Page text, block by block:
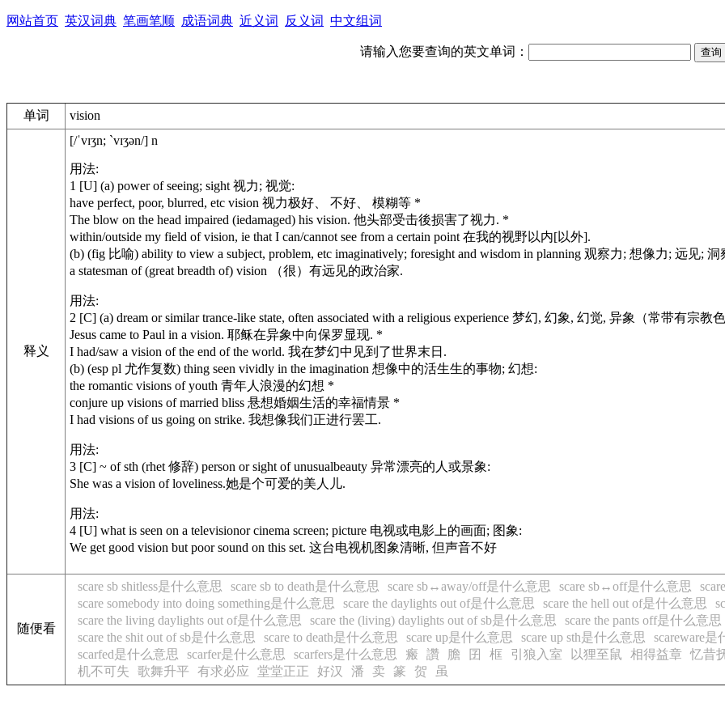
网站首页 英汉词典 笔画笔顺 成语词典 近义词 反义词 中文组词
请输入您要查询的英文单词：
单词 vision
释义
[/ˈvɪʒn; ˋvɪʒən/] n
用法:
1 [U] (a) power of seeing; sight 视力; 视觉:
have perfect, poor, blurred, etc vision 视力极好、 不好、 模糊等 *
The blow on the head impaired (iedamaged) his vision. 他头部受击後损害了视力. *
within/outside my field of vision, ie that I can/cannot see from a certain point 在我的视野以内[以外].
(b) (fig 比喻) ability to view a subject, problem, etc imaginatively; foresight and wisdom in planning 观察力; 想像力; 远见; 洞
a statesman of (great breadth of) vision （很）有远见的政治家.
用法:
2 [C] (a) dream or similar trance-like state, often associated with a religious experience 梦幻, 幻象, 幻觉, 异象（常带有宗教
Jesus came to Paul in a vision. 耶稣在异象中向保罗显现. *
I had/saw a vision of the end of the world. 我在梦幻中见到了世界末日.
(b) (esp pl 尤作复数) thing seen vividly in the imagination 想像中的活生生的事物; 幻想:
the romantic visions of youth 青年人浪漫的幻想 *
conjure up visions of married bliss 悬想婚姻生活的幸福情景 *
I had visions of us going on strike. 我想像我们正进行罢工.
用法:
3 [C] ~ of sth (rhet 修辞) person or sight of unusualbeauty 异常漂亮的人或景象:
She was a vision of loveliness.她是个可爱的美人儿.
用法:
4 [U] what is seen on a televisionor cinema screen; picture 电视或电影上的画面; 图象:
We get good vision but poor sound on this set. 这台电视机图象清晰, 但声音不好
随便看
scare sb shitless是什么意思 scare sb to death是什么意思 scare sb↔away/off是什么意思 scare sb↔off是什么意思
scare somebody into doing something是什么意思
scare the daylights out of是什么意思 scare the hell out of是什么意思
scare the living daylights out of是什么意思
scare the (living) daylights out of sb是什么意思 scare the pants off是什么意思
scare the shit out of sb是什么意思
scare to death是什么意思 scare up是什么意思 scare up sth是什么意思 scareware是
scarfed是什么意思
scarfer是什么意思 scarfers是什么意思 瘢 讚 膽 囝 框 引狼入室 以狸至鼠 相得益章 忆昔
机不可失
歌舞升平 有求必应 堂堂正正 好汉 潘 卖 篆 贺 虽